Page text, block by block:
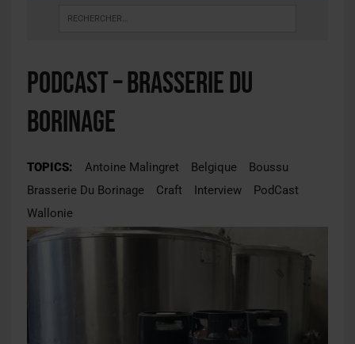
PODCAST – Brasserie du
Borinage
TOPICS: Antoine Malingret Belgique
Boussu
Brasserie Du Borinage
Craft Interview
PodCast
Wallonie